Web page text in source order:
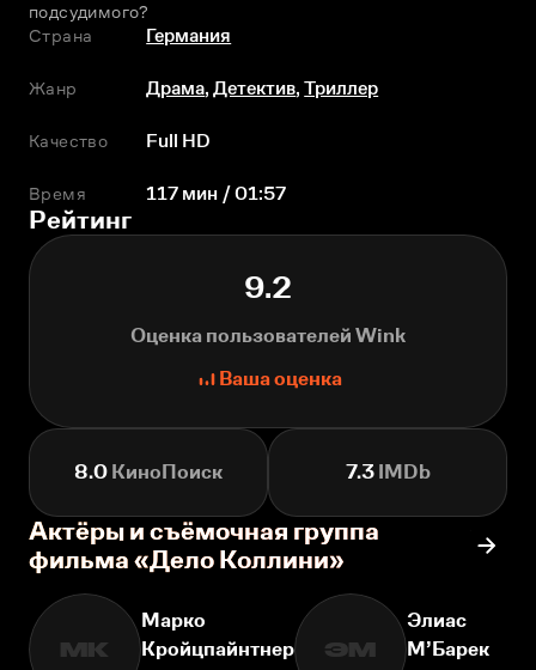
подсудимого?
Страна
Германия
Жанр Драма,Детектив,Триллер
Качество Full HD
Время 117 мин / 01:57
Рейтинг
9.2
Оценка пользователей Wink
Ваша оценка
8.0 КиноПоиск 7.3IMDb
Актёры и съёмочная группа
фильма «Дело Коллини»
МК
Марко
Кройцпайнтнер
ЭМ
Элиас
М’Барек